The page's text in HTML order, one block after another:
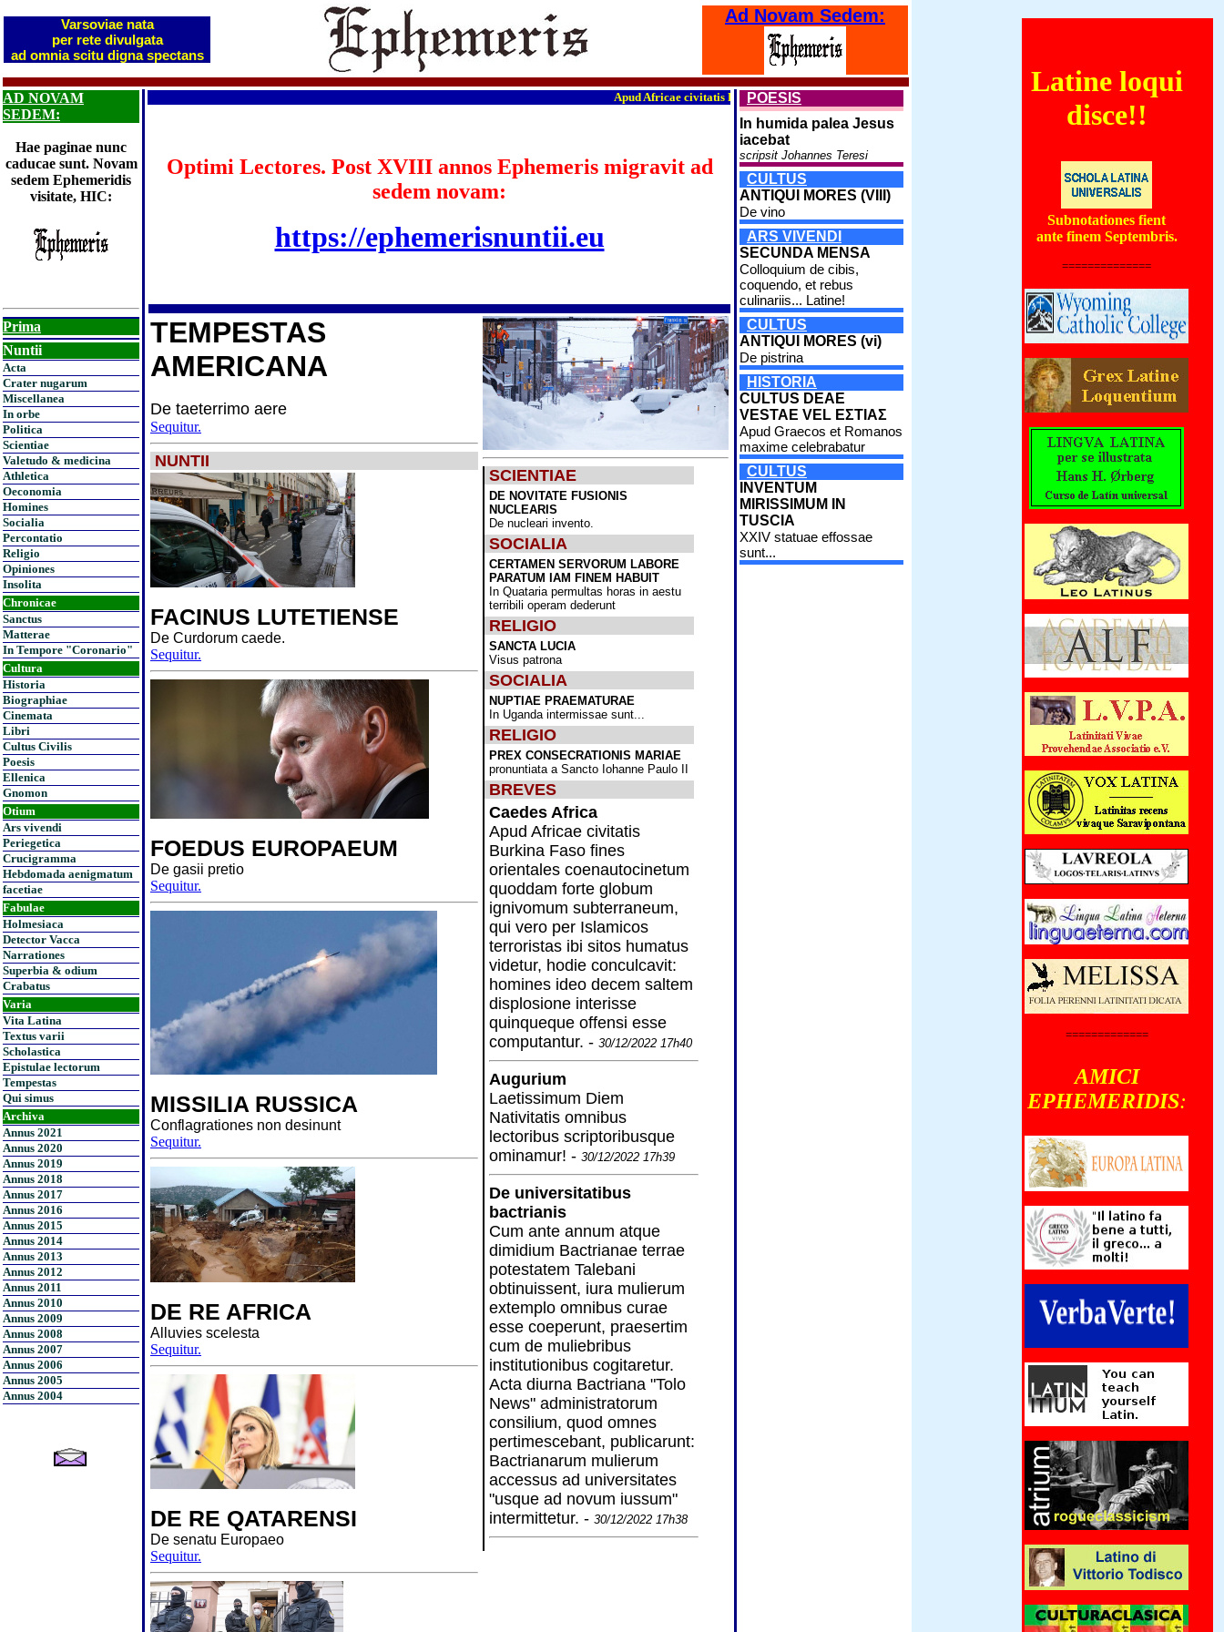
Varsoviae nata
per rete divulgata
ad omnia scitu digna spectans
Ad Novam Sedem:
AD NOVAM
SEDEM:
Hae paginae nunc
caducae sunt. Novam
sedem Ephemeridis
visitate, HIC:
Prima
Nuntii
Acta
Crater nugarum
Miscellanea
In orbe
Politica
Scientiae
Valetudo & medicina
Athletica
Oeconomia
Homines
Socialia
Percontatio
Religio
Opiniones
Insolita
Chronicae
Sanctus
Matterae
In Tempore "Coronario"
Cultura
Historia
Biographiae
Cinemata
Libri
Cultus Civilis
Poesis
Ellenica
Gnomon
Otium
Ars vivendi
Periegetica
Crucigramma
Hebdomada aenigmatum
facetiae
Fabulae
Holmesiaca
Detector Vacca
Narrationes
Superbia & odium
Crabatus
Varia
Vita Latina
Textus varii
Scholastica
Epistulae lectorum
Tempestas
Qui simus
Archiva
Annus 2021
Annus 2020
Annus 2019
Annus 2018
Annus 2017
Annus 2016
Annus 2015
Annus 2014
Annus 2013
Annus 2012
Annus 2011
Annus 2010
Annus 2009
Annus 2008
Annus 2007
Annus 2006
Annus 2005
Annus 2004
Apud Africae civitatis Burkina Faso fines orientales coenautocinetum quoddam forte globum ignivomum
Optimi Lectores. Post XVIII annos Ephemeris migravit ad
sedem novam:
https://ephemerisnuntii.eu
TEMPESTAS
AMERICANA
De taeterrimo aere
Sequitur.
NUNTII
FACINUS LUTETIENSE
De Curdorum caede.
Sequitur.
FOEDUS EUROPAEUM
De gasii pretio
Sequitur.
MISSILIA RUSSICA
Conflagrationes non desinunt
Sequitur.
DE RE AFRICA
Alluvies scelesta
Sequitur.
DE RE QATARENSI
De senatu Europaeo
Sequitur.
SCIENTIAE
DE NOVITATE FUSIONIS
NUCLEARIS
De nucleari invento.
SOCIALIA
CERTAMEN SERVORUM LABORE
PARATUM IAM FINEM HABUIT
In Quataria permultas horas in aestu
terribili operam dederunt
RELIGIO
SANCTA LUCIA
Visus patrona
SOCIALIA
NUPTIAE PRAEMATURAE
In Uganda intermissae sunt...
RELIGIO
PREX CONSECRATIONIS MARIAE
pronuntiata a Sancto Iohanne Paulo II
BREVES
Caedes Africa
Apud Africae civitatis
Burkina Faso fines
orientales coenautocinetum
quoddam forte globum
ignivomum subterraneum,
qui vero per Islamicos
terroristas ibi sitos humatus
videtur, hodie conculcavit:
homines ideo decem saltem
displosione interisse
quinqueque offensi esse
computantur. - 30/12/2022 17h40
Augurium
Laetissimum Diem
Nativitatis omnibus
lectoribus scriptoribusque
ominamur! - 30/12/2022 17h39
De universitatibus
bactrianis
Cum ante annum atque
dimidium Bactrianae terrae
potestatem Talebani
obtinuissent, iura mulierum
extemplo omnibus curae
esse coeperunt, praesertim
cum de muliebribus
institutionibus cogitaretur.
Acta diurna Bactriana "Tolo
News" administratorum
consilium, quod omnes
pertimescebant, publicarunt:
Bactrianarum mulierum
accessus ad universitates
"usque ad novum iussum"
intermittetur. - 30/12/2022 17h38
POESIS
In humida palea Jesus
iacebat
scripsit Johannes Teresi
CULTUS
ANTIQUI MORES (VIII)
De vino
ARS VIVENDI
SECUNDA MENSA
Colloquium de cibis,
coquendo, et rebus
culinariis... Latine!
CULTUS
ANTIQUI MORES (vi)
De pistrina
HISTORIA
CULTUS DEAE
VESTAE VEL ΕΣΤΙΑΣ
Apud Graecos et Romanos
maxime celebrabatur
CULTUS
INVENTUM
MIRISSIMUM IN
TUSCIA
XXIV statuae effossae
sunt...
Latine loqui
disce!!
Subnotationes fient
ante finem Septembris.
==============
=============
AMICI
EPHEMERIDIS: